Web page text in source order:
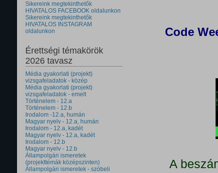
Sikereink megtekinthetők
HIVATALOS FACEBOOK oldalunkon
Sikereink megtekinthetők
HIVATALOS INSTAGRAM
oldalunkon
Érettségi témakörök
2026 tavasz
Média gyakorlati (projekt)
vizsgafeladatok - közép
Média gyakorlati (projekt)
vizsgafeladatok - emelt
Történelem - 12.a
Történelem - 12.b
Irodalom -12.a, humán
Magyar nyelv - 12.a, humán
Irodalom - 12.a, kadét
Magyar nyelv - 12.a, kadét
Irodalom - 12.b
Magyar nyelv - 12.b
Állampolgári ismeretek
(projekttémák középszinten)
Állampolgári ismeretek - szóbeli
Code
A